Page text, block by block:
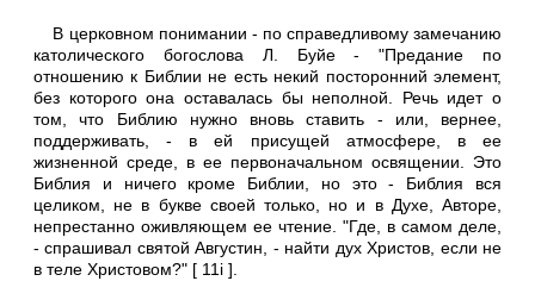
В церковном понимании - по справедливому замечанию
католического богослова Л. Буйе - "Предание по
отношению к Библии не есть некий посторонний элемент,
без которого она оставалась бы неполной. Речь идет о
том, что Библию нужно вновь ставить - или, вернее,
поддерживать, - в ей присущей атмосфере, в ее
жизненной среде, в ее первоначальном освящении. Это
Библия и ничего кроме Библии, но это - Библия вся
целиком, не в букве своей только, но и в Духе, Авторе,
непрестанно оживляющем ее чтение. "Где, в самом деле,
- спрашивал святой Августин, - найти дух Христов, если не
в теле Христовом?" [ 11i ].